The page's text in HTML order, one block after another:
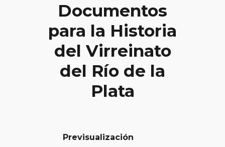
Documentos
para la Historia
del Virreinato
del Río de la
Plata
Previsualización